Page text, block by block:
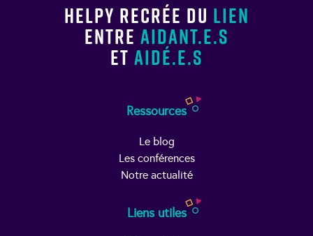
Helpy recrée du lien
entre aidant.e.s
et aidé.e.s
Ressources
Le blog
Les conférences
Notre actualité
Liens utiles